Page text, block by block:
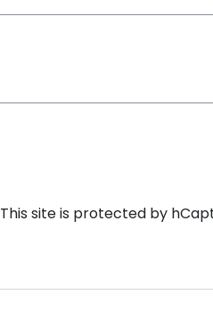
This site is protected by